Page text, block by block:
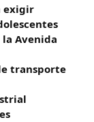
exigir
Avenida
transporte